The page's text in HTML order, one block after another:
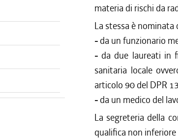
materia di rischi da
La stessa è
- da un funzionario
- da due laureati in
sanitaria locale
articolo 90 del DPR
- da un medico del
La segreteria della
qualifica non